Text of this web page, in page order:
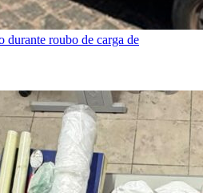
durante roubo de carga de